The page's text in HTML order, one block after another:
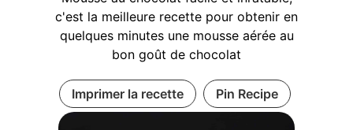
c'est la meilleure recette pour obtenir en
quelques minutes une mousse aérée au
bon goût de chocolat
Imprimer la recette Pin Recipe